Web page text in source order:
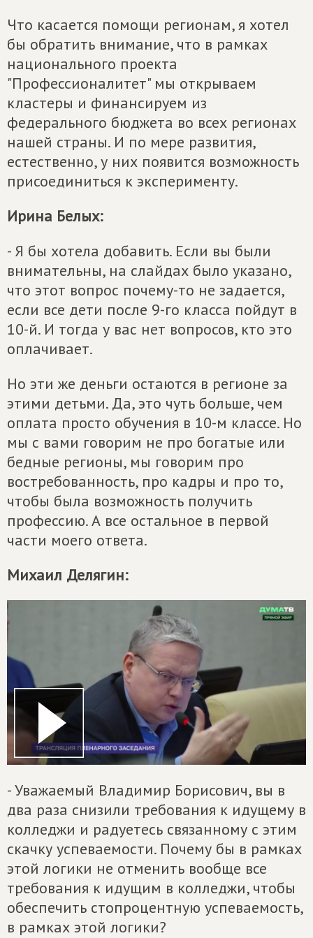
Что касается помощи регионам, я хотел
бы обратить внимание, что в рамках
национального проекта
"Профессионалитет" мы открываем
кластеры и финансируем из
федерального бюджета во всех регионах
нашей страны. И по мере развития,
естественно, у них появится возможность
присоединиться к эксперименту.
Ирина Белых:
- Я бы хотела добавить. Если вы были
внимательны, на слайдах было указано,
что этот вопрос почему-то не задается,
если все дети после 9-го класса пойдут в
10-й. И тогда у вас нет вопросов, кто это
оплачивает.
Но эти же деньги остаются в регионе за
этими детьми. Да, это чуть больше, чем
оплата просто обучения в 10-м классе. Но
мы с вами говорим не про богатые или
бедные регионы, мы говорим про
востребованность, про кадры и про то,
чтобы была возможность получить
профессию. А все остальное в первой
части моего ответа.
Михаил Делягин:
- Уважаемый Владимир Борисович, вы в
два раза снизили требования к идущему в
колледжи и радуетесь связанному с этим
скачку успеваемости. Почему бы в рамках
этой логики не отменить вообще все
требования к идущим в колледжи, чтобы
обеспечить стопроцентную успеваемость,
в рамках этой логики?